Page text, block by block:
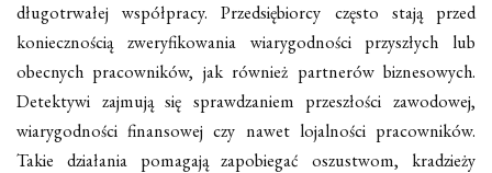
długotrwałej współpracy. Przedsiębiorcy często stają przed
koniecznością zweryfikowania wiarygodności przyszłych lub
obecnych pracowników, jak również partnerów biznesowych.
Detektywi zajmują się sprawdzaniem przeszłości zawodowej,
wiarygodności finansowej czy nawet lojalności pracowników.
Takie działania pomagają zapobiegać oszustwom, kradzieży